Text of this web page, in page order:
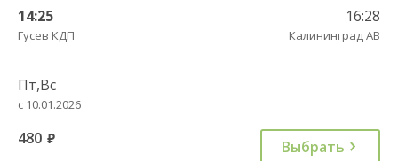
14:25
Гусев КДП
16:28
Калининград АВ
Пт,Вс
с 10.01.2026
480 руб. Выбрать